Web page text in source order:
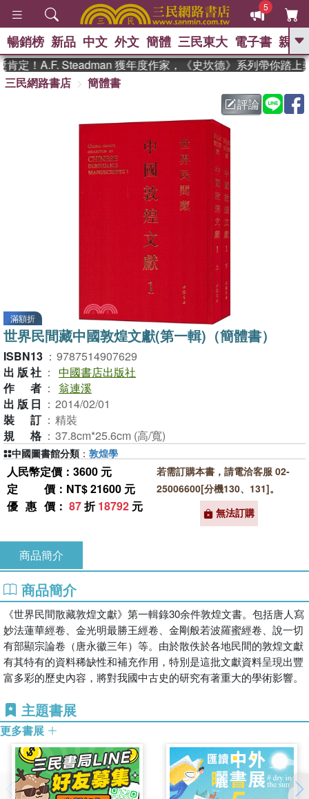
5
GO
父親節 、 如果歷
暑期推薦 、 國際布克
獎 臺灣漫遊錄
方念華
登輝時代
、 數學女孩：黎曼猜想
偉大的迷走神經
暢銷榜 新品 中文 外文 簡體 三民東大 電子書 親子
定！A.F. Steadman 獲年度作家，《史坎德》系列帶你踏上熱
三民網路書店
簡體書
評論
滿額折
世界民間藏中國敦煌文獻(第一輯)（簡體書）
ISBN13 ： 9787514907629
出版社 ： 中國書店出版社
作者 ： 翁連溪
出版日 ： 2014/02/01
裝訂 ： 精裝
規格 ： 37.8cm*25.6cm (高/寬)
人民幣定價：3600 元
定價 ：NT$ 21600 元
優惠價 ： 87折18792 元
若需訂購本書，請電洽客服 02-
25006600[分機130、131]。
無法訂購
中國圖書館分類 ： 敦煌學
商品簡介
商品簡介
《世界民間散藏敦煌文獻》第一輯錄30余件敦煌文書。包括唐人寫
妙法蓮華經卷、金光明最勝王經卷、金剛般若波羅蜜經卷、說一切
有部顯宗論卷（唐永徽三年）等。由於散佚於各地民間的敦煌文獻
有其特有的資料稀缺性和補充作用，特別是這批文獻資料呈現出豐
富多彩的歷史內容，將對我國中古史的研究有著重大的學術影響。
主題書展
更多書展